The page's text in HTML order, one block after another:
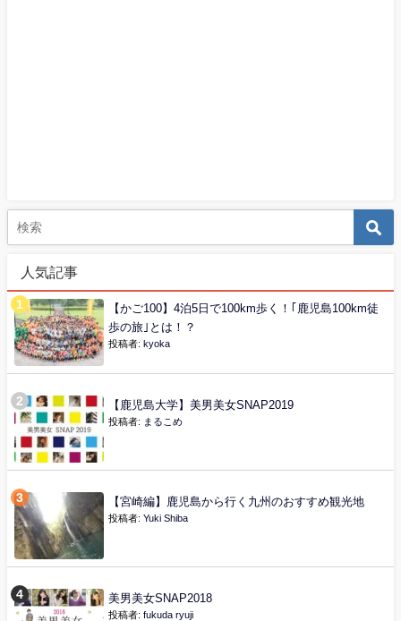
人気記事
【かご100】4泊5日で100km歩く！｢鹿児島100km徒
歩の旅｣とは！？
投稿者: kyoka
【鹿児島大学】美男美女SNAP2019
投稿者: まるこめ
【宮崎編】鹿児島から行く九州のおすすめ観光地
投稿者: Yuki Shiba
美男美女SNAP2018
投稿者: fukuda ryuji